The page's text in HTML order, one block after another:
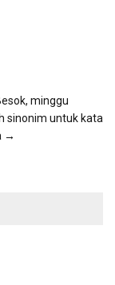
minggu
sinonim untuk kata
→